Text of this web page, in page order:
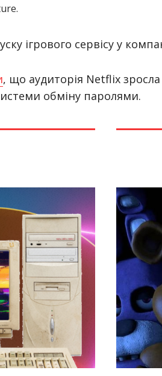
ігрового сервісу у
, що аудиторія Netflix
обміну паролями.